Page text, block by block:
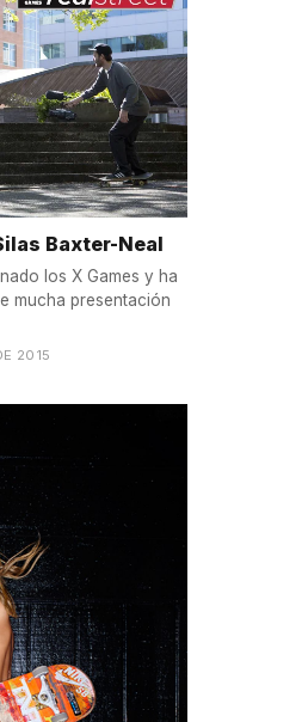
Baxter-Neal
los X Games y ha
mucha presentación
2015